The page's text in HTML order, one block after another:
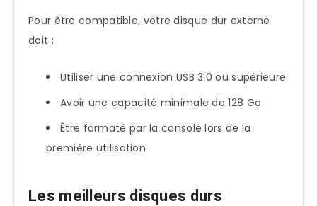
Pour être compatible, votre disque dur externe
doit :
Utiliser une connexion USB 3.0 ou supérieure
Avoir une capacité minimale de 128 Go
Être formaté par la console lors de la
première utilisation
Les meilleurs disques durs